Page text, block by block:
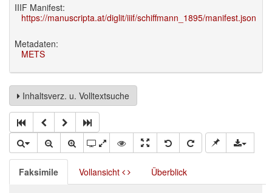
IIIF Manifest:
https://manuscripta.at/diglit/iiif/schiffmann_1895/manifest.json
Metadaten:
METS
Inhaltsverz. u. Volltextsuche
Faksimile Vollansicht Überblick